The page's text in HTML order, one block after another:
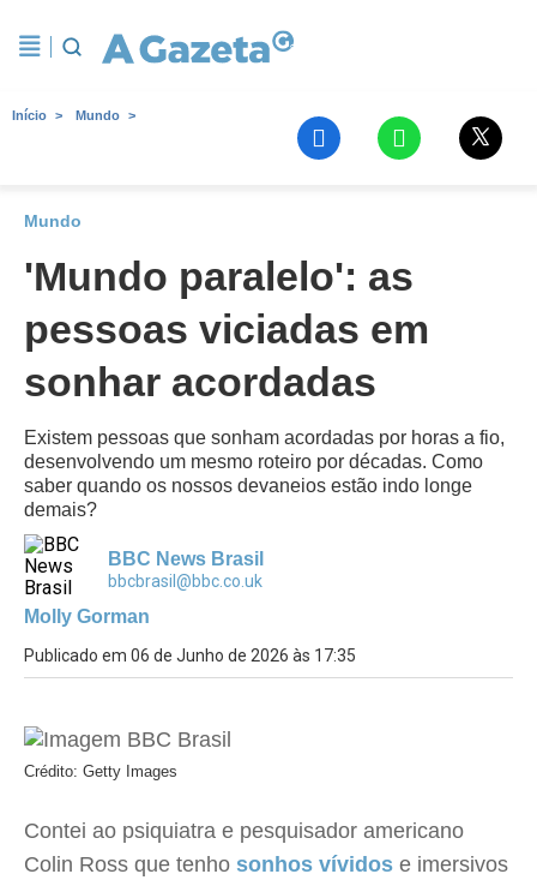
Início Mundo
Mundo
'Mundo paralelo': as
pessoas viciadas em
sonhar acordadas
Existem pessoas que sonham acordadas por horas a fio,
desenvolvendo um mesmo roteiro por décadas. Como
saber quando os nossos devaneios estão indo longe
demais?
BBC News Brasil
bbcbrasil@bbc.co.uk
Molly Gorman
Publicado em 06 de Junho de 2026 às 17:35
Crédito: Getty Images
Contei ao psiquiatra e pesquisador americano
Colin Ross que tenho sonhos vívidos e imersivos